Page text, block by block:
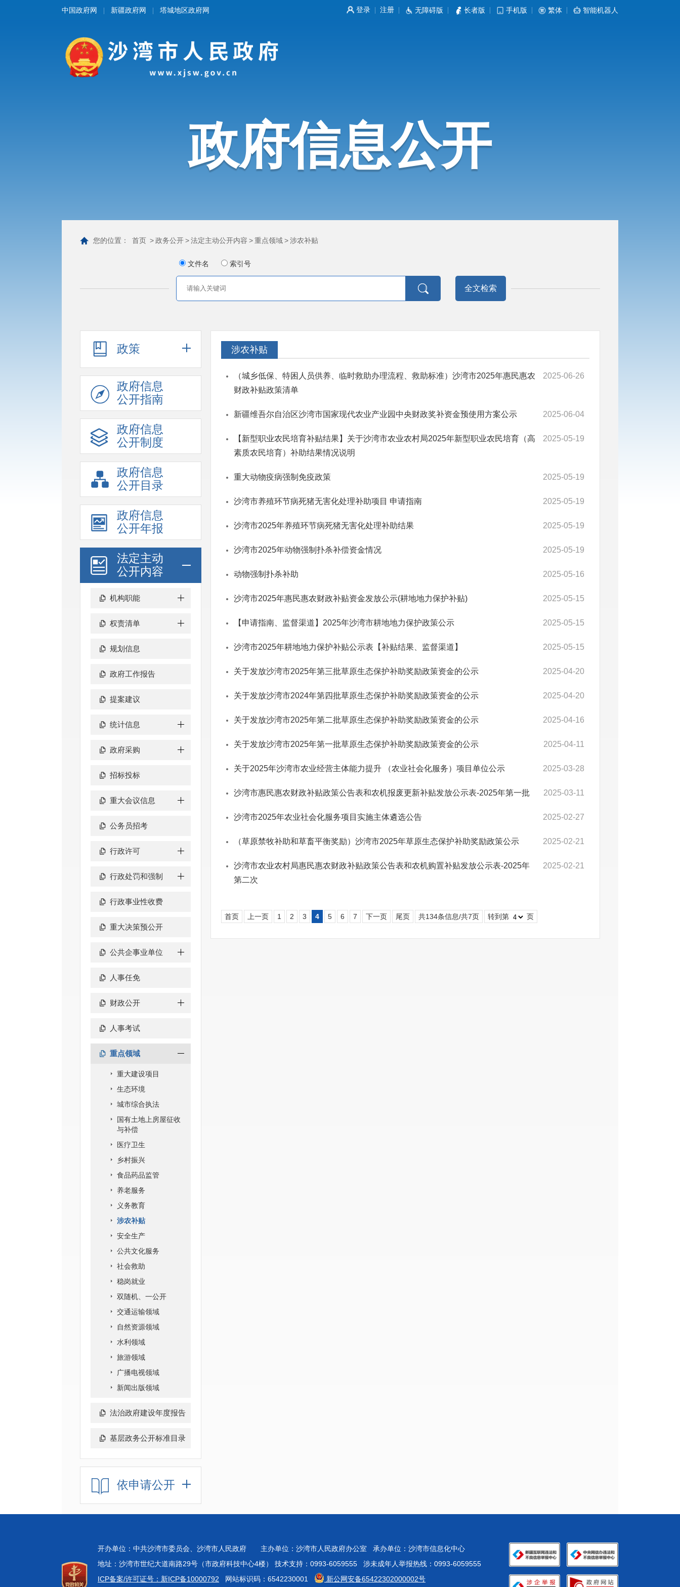
中国政府网 新疆政府网 塔城地区政府网 登录 注册 无障碍版 长者版 手机版 繁体 智能机器人
政府信息公开
您的位置： 首页 >政务公开>法定主动公开内容 >重点领域>涉农补贴
文件名 索引号
全文检索
政策
政府信息
公开指南
政府信息
公开制度
政府信息
公开目录
政府信息
公开年报
法定主动
公开内容
机构职能
权责清单
规划信息
政府工作报告
提案建议
统计信息
政府采购
招标投标
重大会议信息
公务员招考
行政许可
行政处罚和强制
行政事业性收费
重大决策预公开
公共企事业单位
人事任免
财政公开
人事考试
重点领域
重大建设项目
生态环境
城市综合执法
国有土地上房屋征收
与补偿
医疗卫生
乡村振兴
食品药品监管
养老服务
义务教育
涉农补贴
安全生产
公共文化服务
社会救助
稳岗就业
双随机、一公开
交通运输领域
自然资源领域
水利领域
旅游领域
广播电视领域
新闻出版领域
法治政府建设年度报告
基层政务公开标准目录
依申请公开
涉农补贴
2025-06-26
（城乡低保、特困人员供养、临时救助办理流程、救助标准）沙湾市2025年惠民惠农
财政补贴政策清单
2025-06-04
新疆维吾尔自治区沙湾市国家现代农业产业园中央财政奖补资金预使用方案公示
2025-05-19
【新型职业农民培育补贴结果】关于沙湾市农业农村局2025年新型职业农民培育（高
素质农民培育）补助结果情况说明
2025-05-19
重大动物疫病强制免疫政策
2025-05-19
沙湾市养殖环节病死猪无害化处理补助项目 申请指南
2025-05-19
沙湾市2025年养殖环节病死猪无害化处理补助结果
2025-05-19
沙湾市2025年动物强制扑杀补偿资金情况
2025-05-16
动物强制扑杀补助
2025-05-15
沙湾市2025年惠民惠农财政补贴资金发放公示(耕地地力保护补贴)
2025-05-15
【申请指南、监督渠道】2025年沙湾市耕地地力保护政策公示
2025-05-15
沙湾市2025年耕地地力保护补贴公示表【补贴结果、监督渠道】
2025-04-20
关于发放沙湾市2025年第三批草原生态保护补助奖励政策资金的公示
2025-04-20
关于发放沙湾市2024年第四批草原生态保护补助奖励政策资金的公示
2025-04-16
关于发放沙湾市2025年第二批草原生态保护补助奖励政策资金的公示
2025-04-11
关于发放沙湾市2025年第一批草原生态保护补助奖励政策资金的公示
2025-03-28
关于2025年沙湾市农业经营主体能力提升 （农业社会化服务）项目单位公示
2025-03-11
沙湾市惠民惠农财政补贴政策公告表和农机报废更新补贴发放公示表-2025年第一批
2025-02-27
沙湾市2025年农业社会化服务项目实施主体遴选公告
2025-02-21
（草原禁牧补助和草畜平衡奖励）沙湾市2025年草原生态保护补助奖励政策公示
2025-02-21
沙湾市农业农村局惠民惠农财政补贴政策公告表和农机购置补贴发放公示表-2025年
第二次
首页 上一页 1 2 3 4 5 6 7 下一页 尾页 共134条信息/共7页 转到第 页
开办单位：中共沙湾市委员会、沙湾市人民政府 主办单位：沙湾市人民政府办公室 承办单位：沙湾市信息化中心
地址：沙湾市世纪大道南路29号（市政府科技中心4楼） 技术支持：0993-6059555 涉未成年人举报热线：0993-6059555
ICP备案/许可证号：新ICP备10000792 网站标识码：6542230001 新公网安备65422302000002号